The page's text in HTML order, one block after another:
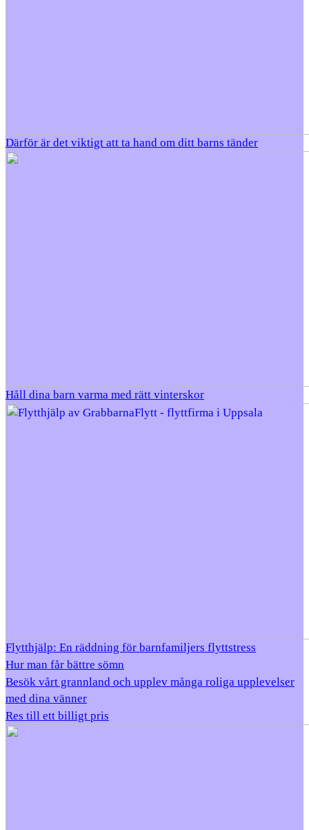
Därför är det viktigt att ta hand om ditt barns tänder
Håll dina barn varma med rätt vinterskor
Flytthjälp: En räddning för barnfamiljers flyttstress
Hur man får bättre sömn
Besök vårt grannland och upplev många roliga upplevelser
med dina vänner
Res till ett billigt pris